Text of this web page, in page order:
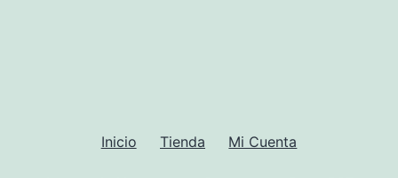
Inicio Tienda Mi Cuenta